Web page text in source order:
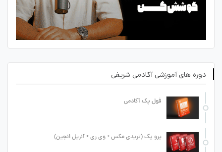
دوره های آموزشی آکادمی شریفی
فول پک آکادمی
پرو پک (تریدی مکس + وی ری + آنریل انجین)